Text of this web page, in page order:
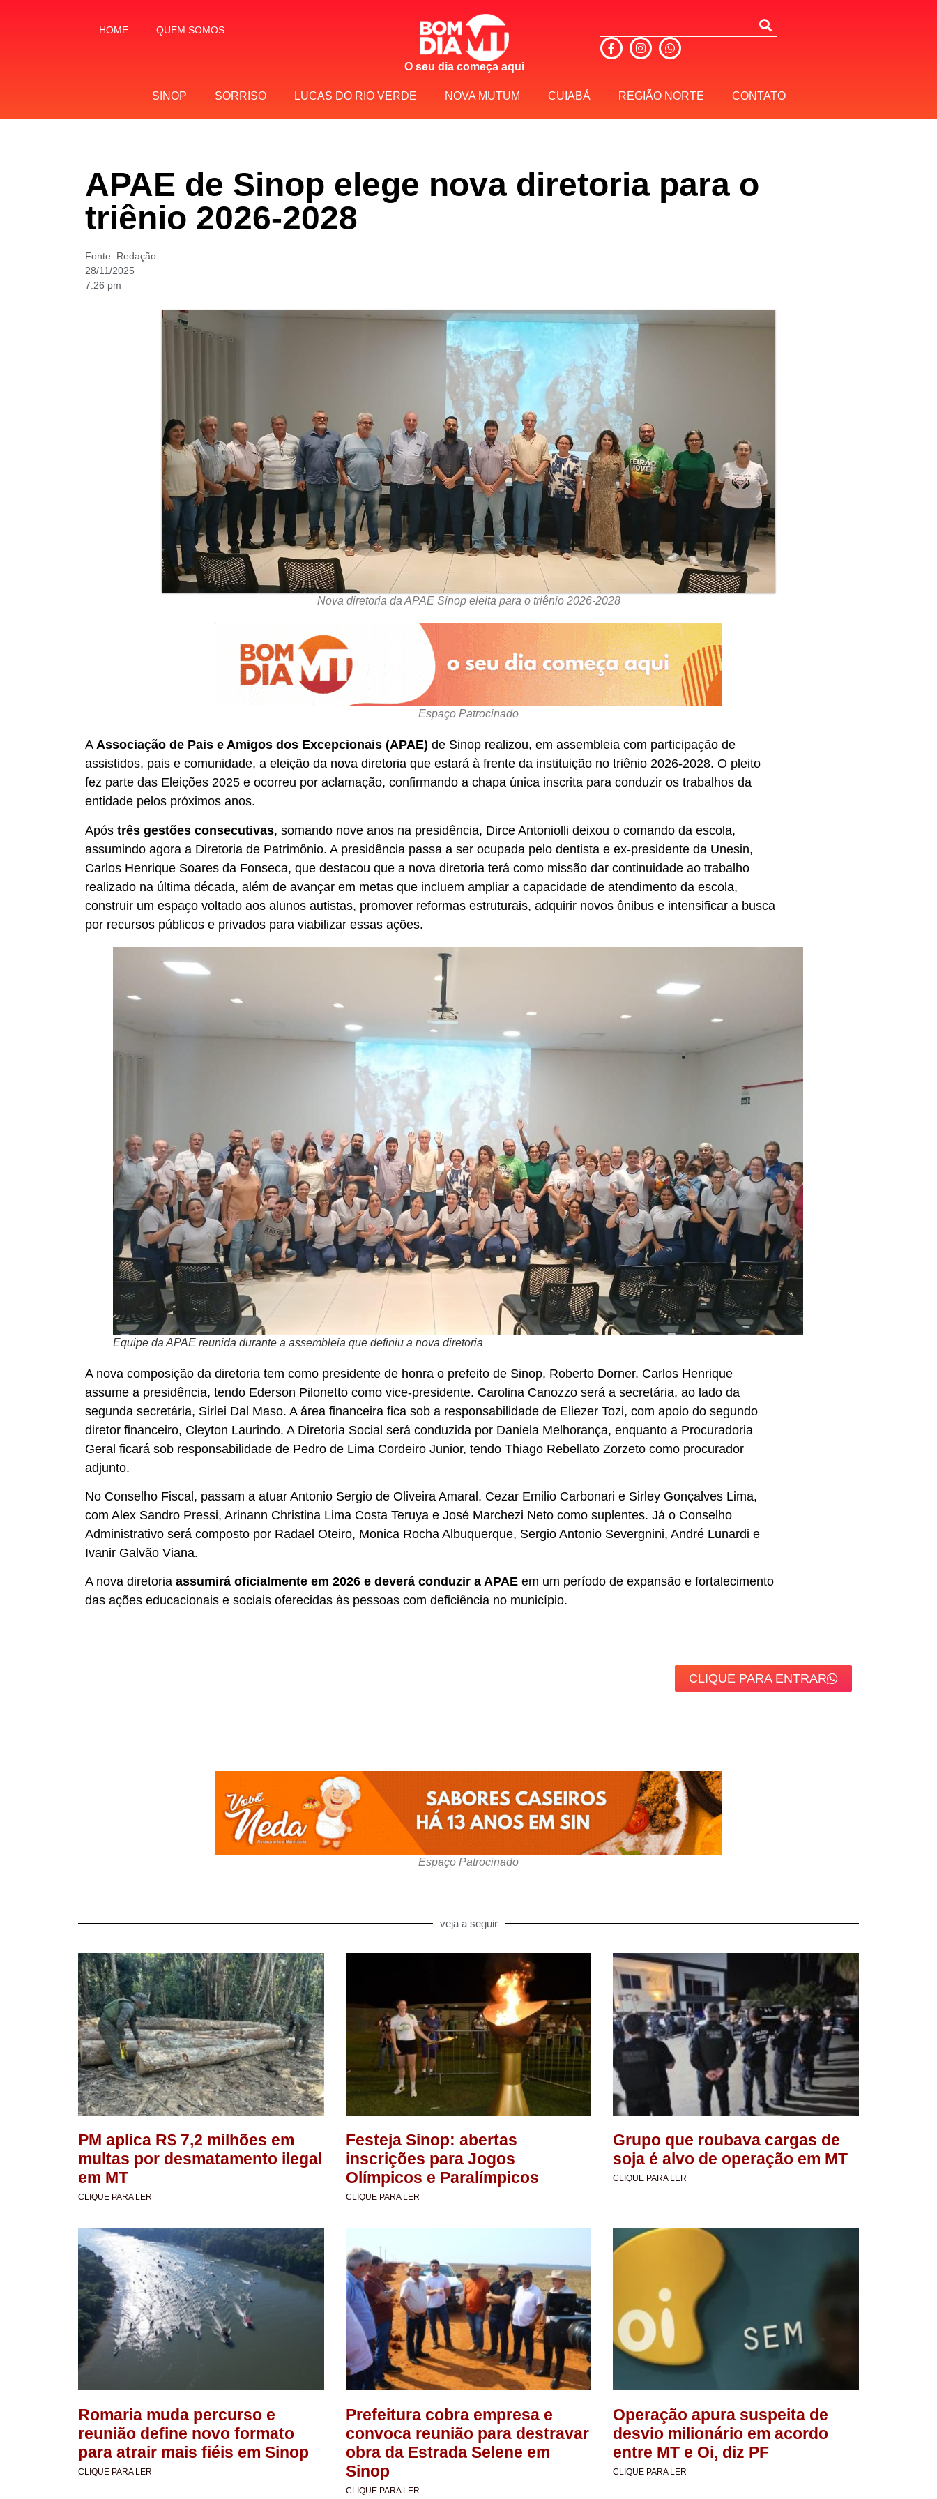
HOME QUEM SOMOS
O seu dia começa aqui
SINOP SORRISO LUCAS DO RIO VERDE NOVA MUTUM CUIABÁ REGIÃO NORTE CONTATO
APAE de Sinop elege nova diretoria para o
triênio 2026-2028
Fonte: Redação
28/11/2025
7:26 pm
Nova diretoria da APAE Sinop eleita para o triênio 2026-2028
Espaço Patrocinado
A Associação de Pais e Amigos dos Excepcionais (APAE) de Sinop realizou, em assembleia com participação de
assistidos, pais e comunidade, a eleição da nova diretoria que estará à frente da instituição no triênio 2026-2028. O pleito
fez parte das Eleições 2025 e ocorreu por aclamação, confirmando a chapa única inscrita para conduzir os trabalhos da
entidade pelos próximos anos.
Após três gestões consecutivas, somando nove anos na presidência, Dirce Antoniolli deixou o comando da escola,
assumindo agora a Diretoria de Patrimônio. A presidência passa a ser ocupada pelo dentista e ex-presidente da Unesin,
Carlos Henrique Soares da Fonseca, que destacou que a nova diretoria terá como missão dar continuidade ao trabalho
realizado na última década, além de avançar em metas que incluem ampliar a capacidade de atendimento da escola,
construir um espaço voltado aos alunos autistas, promover reformas estruturais, adquirir novos ônibus e intensificar a busca
por recursos públicos e privados para viabilizar essas ações.
Equipe da APAE reunida durante a assembleia que definiu a nova diretoria
A nova composição da diretoria tem como presidente de honra o prefeito de Sinop, Roberto Dorner. Carlos Henrique
assume a presidência, tendo Ederson Pilonetto como vice-presidente. Carolina Canozzo será a secretária, ao lado da
segunda secretária, Sirlei Dal Maso. A área financeira fica sob a responsabilidade de Eliezer Tozi, com apoio do segundo
diretor financeiro, Cleyton Laurindo. A Diretoria Social será conduzida por Daniela Melhorança, enquanto a Procuradoria
Geral ficará sob responsabilidade de Pedro de Lima Cordeiro Junior, tendo Thiago Rebellato Zorzeto como procurador
adjunto.
No Conselho Fiscal, passam a atuar Antonio Sergio de Oliveira Amaral, Cezar Emilio Carbonari e Sirley Gonçalves Lima,
com Alex Sandro Pressi, Arinann Christina Lima Costa Teruya e José Marchezi Neto como suplentes. Já o Conselho
Administrativo será composto por Radael Oteiro, Monica Rocha Albuquerque, Sergio Antonio Severgnini, André Lunardi e
Ivanir Galvão Viana.
A nova diretoria assumirá oficialmente em 2026 e deverá conduzir a APAE em um período de expansão e fortalecimento
das ações educacionais e sociais oferecidas às pessoas com deficiência no município.
CLIQUE PARA ENTRAR
Espaço Patrocinado
veja a seguir
PM aplica R$ 7,2 milhões em
multas por desmatamento ilegal
em MT
CLIQUE PARA LER
Festeja Sinop: abertas
inscrições para Jogos
Olímpicos e Paralímpicos
CLIQUE PARA LER
Grupo que roubava cargas de
soja é alvo de operação em MT
CLIQUE PARA LER
Romaria muda percurso e
reunião define novo formato
para atrair mais fiéis em Sinop
CLIQUE PARA LER
Prefeitura cobra empresa e
convoca reunião para destravar
obra da Estrada Selene em
Sinop
CLIQUE PARA LER
Operação apura suspeita de
desvio milionário em acordo
entre MT e Oi, diz PF
CLIQUE PARA LER